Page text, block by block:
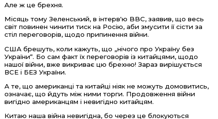
Але ж це брехня.
Місяць тому Зеленський, в інтерв'ю BBC, заявив, що весь
світ повинен чинити тиск на Росію, аби змусити її сісти за
стіл переговорів, щодо припинення війни.
США брешуть, коли кажуть, що „нічого про Україну без
України“. Бо сам факт їх переговорів із китайцями, щодо
нашої війни, вже викриває цю брехню! Зараз вирішується
ВСЕ і БЕЗ України.
А те, що американці та китайці ніяк не можуть домовитись,
означає, що йдуть між ними торги. Продовження війни
вигідно американцям і невигідно китайцям.
Китаю наша війна невигідна, бо через це блокуються